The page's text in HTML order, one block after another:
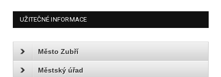
UŽITEČNÉ INFORMACE
Město Zubří
Městský úřad